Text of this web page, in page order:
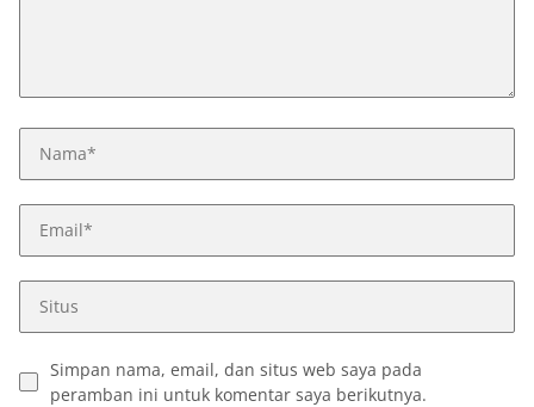
Simpan nama, email, dan situs web saya pada
peramban ini untuk komentar saya berikutnya.